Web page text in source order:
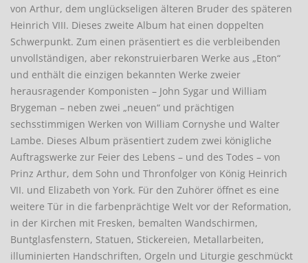
von Arthur, dem unglückseligen älteren Bruder des späteren
Heinrich VIII. Dieses zweite Album hat einen doppelten
Schwerpunkt. Zum einen präsentiert es die verbleibenden
unvollständigen, aber rekonstruierbaren Werke aus „Eton“
und enthält die einzigen bekannten Werke zweier
herausragender Komponisten – John Sygar und William
Brygeman – neben zwei „neuen“ und prächtigen
sechsstimmigen Werken von William Cornyshe und Walter
Lambe. Dieses Album präsentiert zudem zwei königliche
Auftragswerke zur Feier des Lebens – und des Todes – von
Prinz Arthur, dem Sohn und Thronfolger von König Heinrich
VII. und Elizabeth von York. Für den Zuhörer öffnet es eine
weitere Tür in die farbenprächtige Welt vor der Reformation,
in der Kirchen mit Fresken, bemalten Wandschirmen,
Buntglasfenstern, Statuen, Stickereien, Metallarbeiten,
illuminierten Handschriften, Orgeln und Liturgie geschmückt